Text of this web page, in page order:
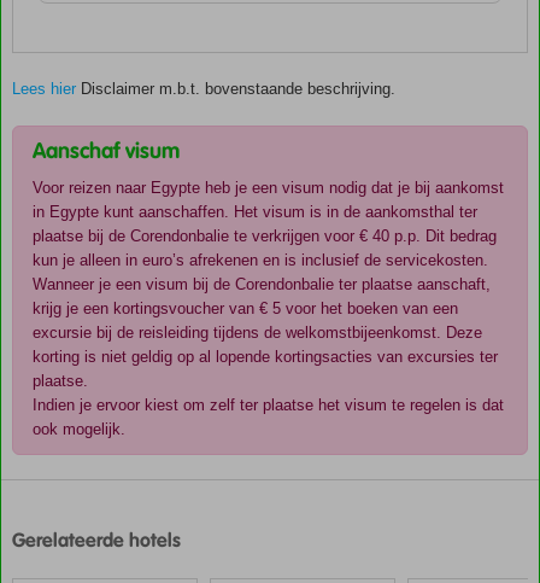
Lees hier Disclaimer m.b.t. bovenstaande beschrijving.
Aanschaf visum
Voor reizen naar Egypte heb je een visum nodig dat je bij aankomst
in Egypte kunt aanschaffen. Het visum is in de aankomsthal ter
plaatse bij de Corendonbalie te verkrijgen voor € 40 p.p. Dit bedrag
kun je alleen in euro’s afrekenen en is inclusief de servicekosten.
Wanneer je een visum bij de Corendonbalie ter plaatse aanschaft,
krijg je een kortingsvoucher van € 5 voor het boeken van een
excursie bij de reisleiding tijdens de welkomstbijeenkomst. Deze
korting is niet geldig op al lopende kortingsacties van excursies ter
plaatse.
Indien je ervoor kiest om zelf ter plaatse het visum te regelen is dat
ook mogelijk.
door
Gerelateerde hotels